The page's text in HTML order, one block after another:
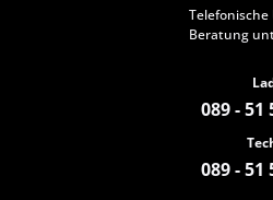
Beratung
089 - 51
089 - 51